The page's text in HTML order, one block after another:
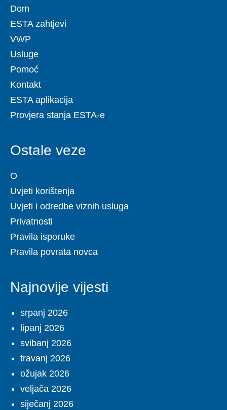
Dom
ESTA zahtjevi
VWP
Usluge
Pomoć
Kontakt
ESTA aplikacija
Provjera stanja ESTA-e
Ostale veze
O
Uvjeti korištenja
Uvjeti i odredbe viznih usluga
Privatnosti
Pravila isporuke
Pravila povrata novca
Najnovije vijesti
srpanj 2026
lipanj 2026
svibanj 2026
travanj 2026
ožujak 2026
veljača 2026
siječanj 2026